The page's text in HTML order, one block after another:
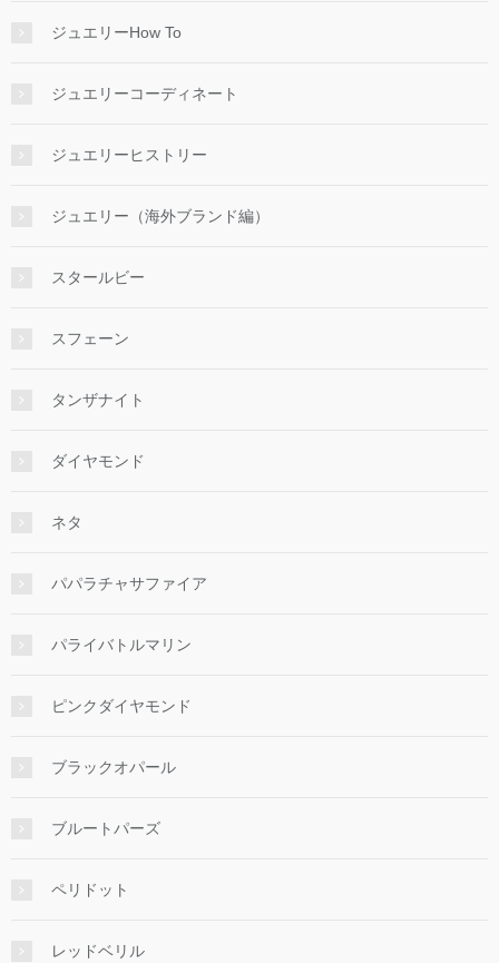
ジュエリーHow To
ジュエリーコーディネート
ジュエリーヒストリー
ジュエリー（海外ブランド編）
スタールビー
スフェーン
タンザナイト
ダイヤモンド
ネタ
パパラチャサファイア
パライバトルマリン
ピンクダイヤモンド
ブラックオパール
ブルートパーズ
ペリドット
レッドベリル